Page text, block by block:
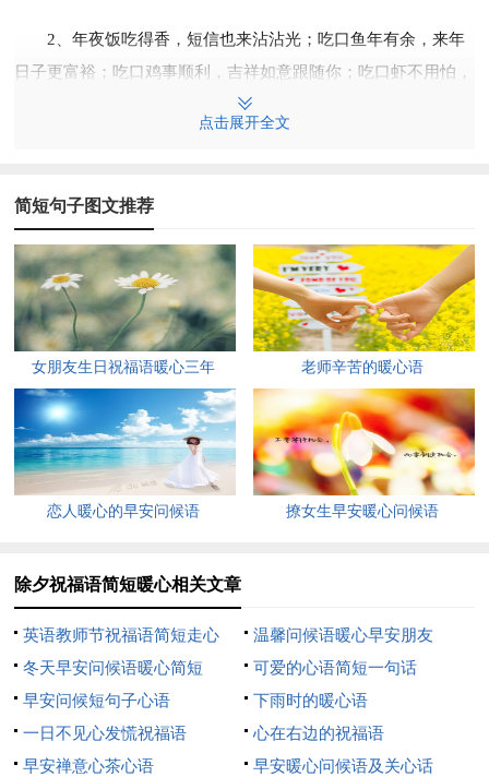
2、年夜饭吃得香，短信也来沾沾光；吃口鱼年有余，来年
日子更富裕；吃口鸡事顺利，吉祥如意跟随你；吃口虾不用怕，
晚，燃烟花，红红火火又一年。除夕夜，愿大家快快乐乐！
4、除夕之夜，鞭炮齐鸣，欢歌笑语，恭贺新禧，愿君好
运，万事如意，新春快乐，吉祥平安，鼠年幸福，健康顺心，心
想事成，万事大吉！
美满幸福和团圆。除夕的钟声敲响了，新的一年到来了，朋友，
祝你和家人新年快乐，幸福美满！
6、大年三十吃水饺，保你一年不感冒。大年三十放鞭炮，
7、除夕到，请把心情调到开心频道，美好的日子快乐逍
遥。请把温馨拉到团聚时刻，举杯共庆团圆乐呵呵。请把我衷心
的祝福带上，愿你一生幸福安康。
8、除夕夜要到了，我怕我的祝福，没有悍马的力度，奔驰
的速度，宝马的气度，法拉利的风度，去挤上短信的高速路！只
点击展开全文
简短句子图文推荐
女朋友生日祝福语暖心三年 老师辛苦的暖心语
恋人暖心的早安问候语 撩女生早安暖心问候语
除夕祝福语简短暖心相关文章
英语教师节祝福语简短走心
温馨问候语暖心早安朋友
冬天早安问候语暖心简短
可爱的心语简短一句话
早安问候短句子心语
下雨时的暖心语
一日不见心发慌祝福语
心在右边的祝福语
早安禅意心茶心语
早安暖心问候语及关心话